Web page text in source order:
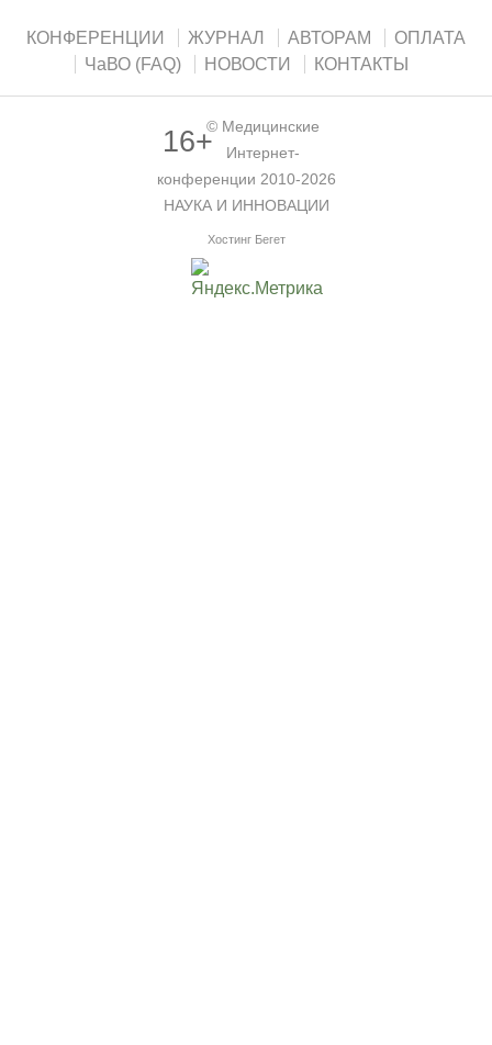
КОНФЕРЕНЦИИ ЖУРНАЛ АВТОРАМ
ОПЛАТА
ЧаВО (FAQ)
НОВОСТИ КОНТАКТЫ
16+© Медицинские
Интернет-
конференции 2010-2026
НАУКА И ИННОВАЦИИ
Хостинг Бегет